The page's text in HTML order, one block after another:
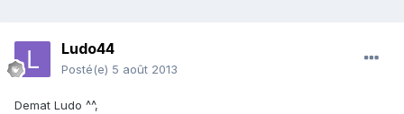
Ludo44
Posté(e) 5 août 2013
Demat Ludo ^^,